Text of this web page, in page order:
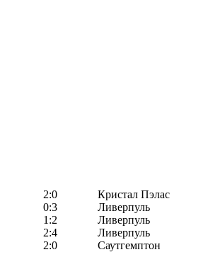
2:0
Кристал Пэлас
0:3
Ливерпуль
1:2
Ливерпуль
2:4
Ливерпуль
2:0
Саутгемптон